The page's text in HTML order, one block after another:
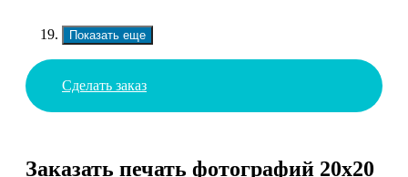
Показать еще
Сделать заказ
Заказать печать фотографий 20х20